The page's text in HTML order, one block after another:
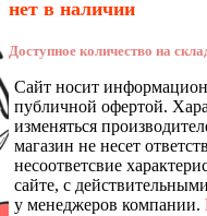
нет в наличии
Доступное количество на
Сайт носит
публичной офертой.
изменяться
магазин не несет
несоответсвие
сайте, с
у менеджеров компании.